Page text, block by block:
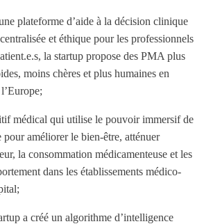
plateforme d’aide à la décision clinique
et éthique pour les professionnels
la startup propose des PMA plus
moins chères et plus humaines en
médical qui utilise le pouvoir immersif de
améliorer le bien-être, atténuer
la consommation médicamenteuse et les
dans les établissements médico-
a créé un algorithme d’intelligence